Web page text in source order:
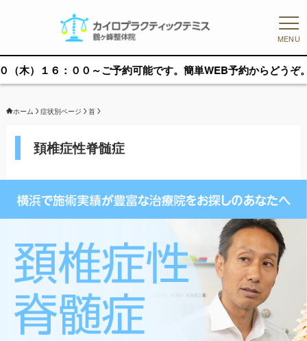
MENU
～ご予約可能です。簡単WEB予約からどうぞ。
ホーム 症状別ページ 首
頚椎症性脊髄症